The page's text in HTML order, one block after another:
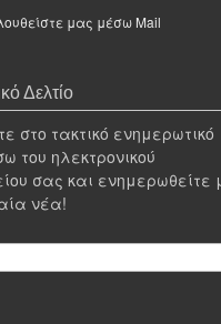
μας μέσω Mail
Δελτίο
στο τακτικό ενημερωτικό
του ηλεκτρονικού
σας και ενημερωθείτε
νέα!